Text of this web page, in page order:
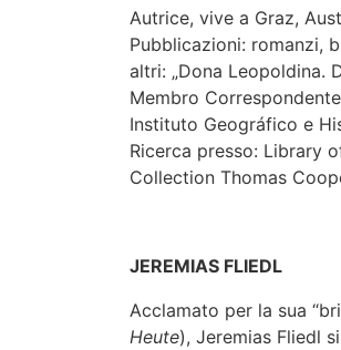
Autrice, vive a Graz,
Pubblicazioni: romanzi,
altri: „Dona Leopoldina.
Membro
Instituto Geográfico e
Ricerca presso: Library
Collection Thomas
JEREMIAS FLIEDL
Acclamato per la sua
Heute), Jeremias Fliedl